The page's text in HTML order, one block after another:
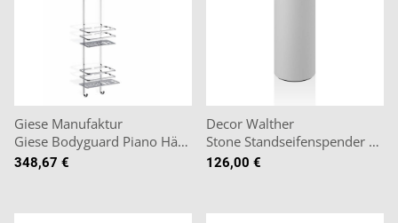
Giese Manufaktur
Giese Bodyguard Piano Hängeduschkorb
348,67 €
Decor Walther
Stone Standseifenspender SSP
126,00 €